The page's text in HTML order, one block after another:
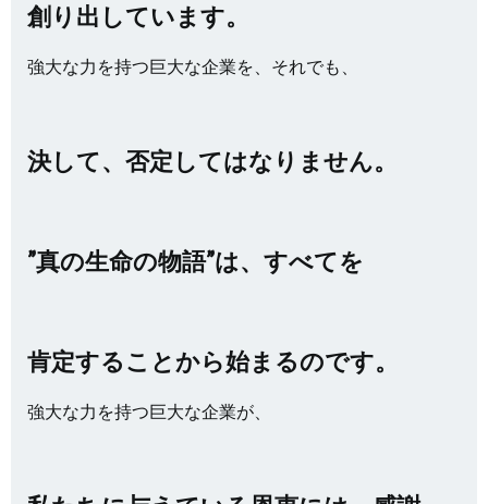
創り出しています。
強大な力を持つ巨大な企業を、それでも、
決して、否定してはなりません。
”真の生命の物語”は、すべてを
肯定することから始まるのです。
強大な力を持つ巨大な企業が、